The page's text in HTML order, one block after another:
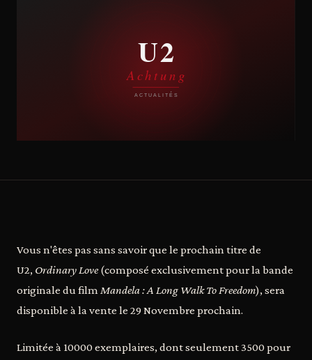
Vous n'êtes pas sans savoir que le prochain titre de
U2, Ordinary Love(composé exclusivement pour la bande
originale du filmMandela : A Long Walk To Freedom), sera
disponible à la vente le 29 Novembre prochain.
Limitée à 10000 exemplaires, dont seulement 3500 pour